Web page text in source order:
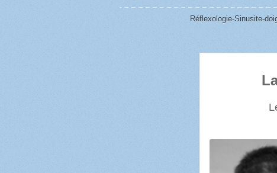
Réflexologie-Sinusite-